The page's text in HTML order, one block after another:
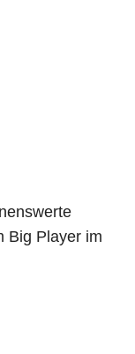
Big Player im